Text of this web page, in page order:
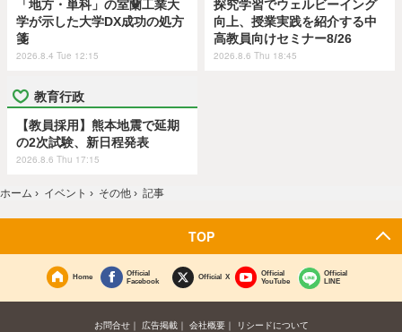
「地方・単科」の室蘭工業大
学が示した大学DX成功の処方
箋
2026.8.4 Tue 12:15
探究学習でウェルビーイング
向上、授業実践を紹介する中
高教員向けセミナー8/26
2026.8.6 Thu 18:45
教育行政
【教員採用】熊本地震で延期
の2次試験、新日程発表
2026.8.6 Thu 17:15
ホーム › イベント › その他 › 記事
TOP
Home
Official
Facebook
Official X
Official
YouTube
Official
LINE
お問合せ 広告掲載 会社概要 リシードについて